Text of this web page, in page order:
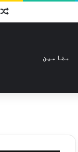
مضامین